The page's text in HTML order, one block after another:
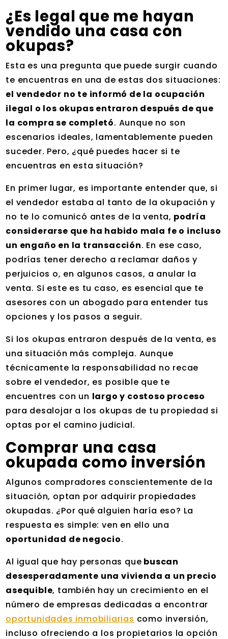
¿Es legal que me hayan
vendido una casa con
okupas?
Esta es una pregunta que puede surgir cuando
te encuentras en una de estas dos situaciones:
el vendedor no te informó de la ocupación
ilegal o los okupas entraron después de que
la compra se completó. Aunque no son
escenarios ideales, lamentablemente pueden
suceder. Pero, ¿qué puedes hacer si te
encuentras en esta situación?
En primer lugar, es importante entender que, si
el vendedor estaba al tanto de la okupación y
no te lo comunicó antes de la venta, podría
considerarse que ha habido mala fe o incluso
un engaño en la transacción. En ese caso,
podrías tener derecho a reclamar daños y
perjuicios o, en algunos casos, a anular la
venta. Si este es tu caso, es esencial que te
asesores con un abogado para entender tus
opciones y los pasos a seguir.
Si los okupas entraron después de la venta, es
una situación más compleja. Aunque
técnicamente la responsabilidad no recae
sobre el vendedor, es posible que te
encuentres con un largo y costoso proceso
para desalojar a los okupas de tu propiedad si
optas por el camino judicial.
Comprar una casa
okupada como inversión
Algunos compradores conscientemente de la
situación, optan por adquirir propiedades
okupadas. ¿Por qué alguien haría eso? La
respuesta es simple: ven en ello una
oportunidad de negocio.
Al igual que hay personas que buscan
desesperadamente una vivienda a un precio
asequible, también hay un crecimiento en el
número de empresas dedicadas a encontrar
oportunidades inmobiliarias como inversión,
incluso ofreciendo a los propietarios la opción